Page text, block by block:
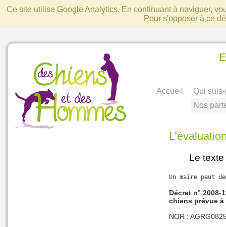
Ce site utilise Google Analytics. En continuant à naviguer,
Pour s'opposer à ce
Accueil
Qui
Nos
Le
Un maire peut
Décret n°
chiens prévue à
NOR :